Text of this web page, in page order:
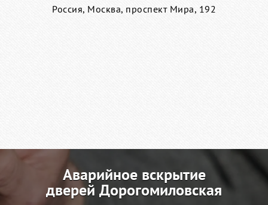
Россия, Москва, проспект Мира, 192
Аварийное вскрытие
дверей Дорогомиловская